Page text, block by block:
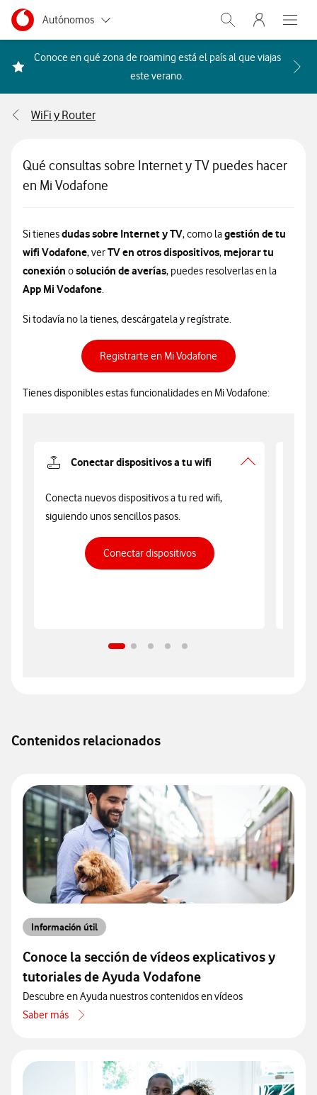
Ir a la pagina principal de vodafone.es
Menu navegación Segmento
Autónomos
Pymes
Abrir buscador.
Menu
Abre
Conoce en qué zona de roaming está el país al que viajas
este verano. Acceder a la FAQ Qué
WiFi y Router
Qué consultas sobre Internet y TV puedes hacer
en Mi Vodafone
Si tienesdudas sobre Internet y TV, como lagestión de tu
wifi Vodafone, verTV en otros dispositivos, mejorar tu
conexión osolución de averías, puedes resolverlas en la
App Mi Vodafone.
Si todavía no la tienes, descárgatela y regístrate.
Registrarte en Mi VodafoneRegistrarte en Mi
Tienes disponibles estas funcionalidades en Mi Vodafone:
Conectar dispositivos a tu wifi
Conecta nuevos dispositivos a tu red wifi,
siguiendo unos sencillos pasos.
Conectar dispositivosConectar dispositivos a tu
Contenidos relacionados
Información útil
Conoce la sección de vídeos explicativos y
tutoriales de Ayuda Vodafone
Descubre en Ayuda nuestros contenidos en vídeos
Saber más
acerca de Conoce la sección de vídeos explicativos y tutoriales de